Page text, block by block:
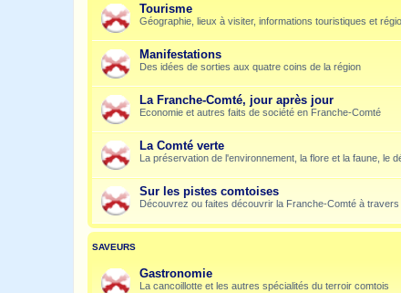
Tourisme
Géographie, lieux à visiter, informations touristiques et
Manifestations
Des idées de sorties aux quatre coins de la région
La Franche-Comté, jour après jour
Economie et autres faits de société en Franche-Comté
La Comté verte
La préservation de l'environnement, la flore et la faune, le
Sur les pistes comtoises
Découvrez ou faites découvrir la Franche-Comté à travers
SAVEURS
Gastronomie
La cancoillotte et les autres spécialités du terroir comtois